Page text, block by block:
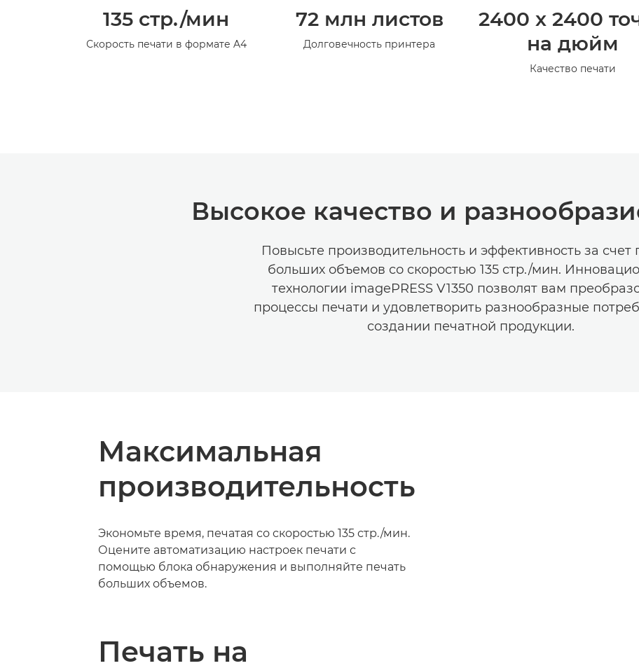
135 стр./мин
Скорость печати в формате A4
72 млн листов
Долговечность принтера
2400 x 2400
на дюйм
Качество печати
Высокое качество и
Повысьте производительность и эффективность за счет
больших объемов со скоростью 135 стр./мин.
технологии imagePRESS V1350 позволят вам
процессы печати и удовлетворить разнообразные
создании печатной продукции.
Максимальная
производительность
Экономьте время, печатая со скоростью 135 стр./мин.
Оцените автоматизацию настроек печати с
помощью блока обнаружения и выполняйте печать
больших объемов.
Печать на